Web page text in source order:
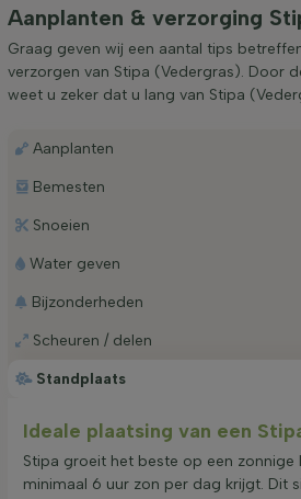
Aanplanten & verzorging
Graag geven wij een aantal tips
verzorgen van Stipa (Vedergras). Door
weet u zeker dat u lang van Stipa
Standplaats
Aanplanten
Bemesten
Snoeien
Water geven
Bijzonderheden
Scheuren / delen
Ideale plaatsing van een
Stipa groeit het beste op een zonnige
minimaal 6 uur zon per dag krijgt. Dit